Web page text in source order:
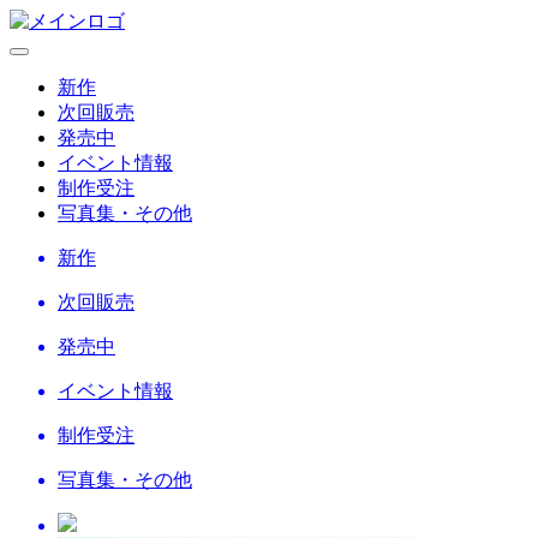
新作
次回販売
発売中
イベント情報
制作受注
写真集・その他
新作
次回販売
発売中
イベント情報
制作受注
写真集・その他